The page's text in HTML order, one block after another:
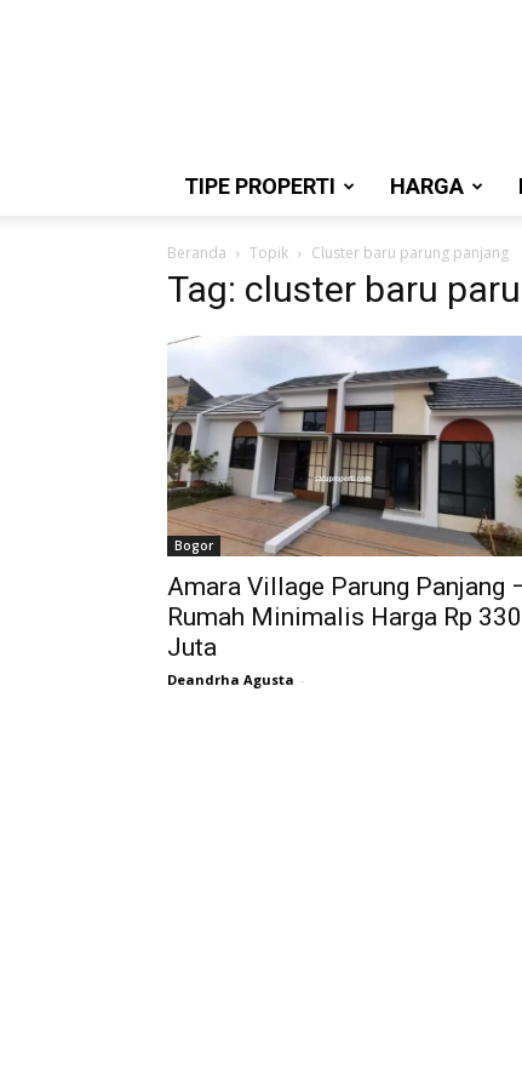
TIPE PROPERTI HARGA
Beranda Topik Cluster baru parung panjang
Tag: cluster baru
Bogor
Amara Village Parung Panjang
Rumah Minimalis Harga Rp 330
Juta
Deandrha Agusta -